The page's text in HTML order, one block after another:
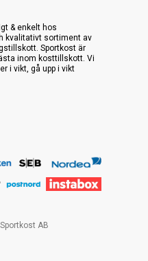
& enkelt hos
kvalitativt sortiment av
Sportkost är
inom kosttillskott. Vi
i vikt, gå upp i vikt
AB